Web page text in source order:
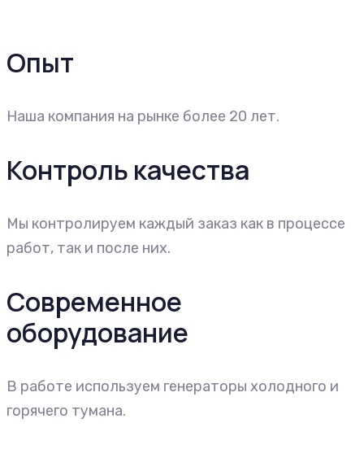
Опыт
Наша компания на рынке более 20 лет.
Контроль качества
Мы контролируем каждый заказ как в процессе
работ, так и после них.
Современное
оборудование
В работе используем генераторы холодного и
горячего тумана.